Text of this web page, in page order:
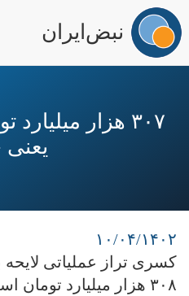
محتوای
نبض‌ایران
۳۰۷ هزار
۱۰/۰۴/۱۴۰۲
۳۰۸ هزار میلیارد